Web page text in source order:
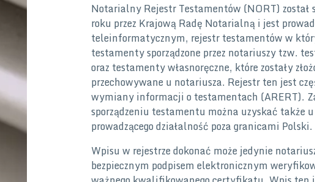
Notarialny Rejestr Testamentów (NORT) został
roku przez Krajową Radę Notarialną i jest
teleinformatycznym, rejestr testamentów w
testamenty sporządzone przez notariuszy tzw.
oraz testamenty własnoręczne, które zostały
przechowywane u notariusza. Rejestr ten jest
wymiany informacji o testamentach (ARERT).
sporządzeniu testamentu można uzyskać także
prowadzącego działalność poza granicami Polski.
Wpisu w rejestrze dokonać może jedynie
bezpiecznym podpisem elektronicznym